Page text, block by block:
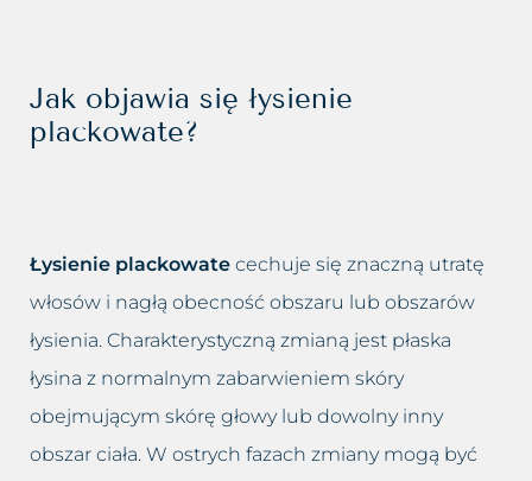
Jak objawia się łysienie
plackowate?
Łysienie plackowate cechuje się znaczną utratę
włosów i nagłą obecność obszaru lub obszarów
łysienia. Charakterystyczną zmianą jest płaska
łysina z normalnym zabarwieniem skóry
obejmującym skórę głowy lub dowolny inny
obszar ciała. W ostrych fazach zmiany mogą być